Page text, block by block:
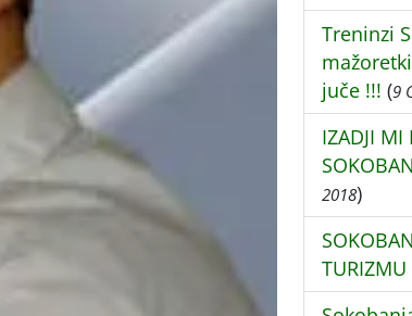
Treninzi
juče !!! (9
IZADJI MI
2018)